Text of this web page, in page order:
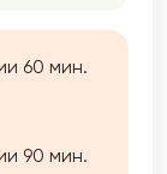
Вам
60 мин.
90 мин.